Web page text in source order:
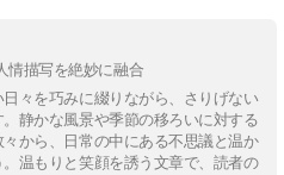
情描写を絶妙に融合
々を巧みに綴りながら、さりげない
静かな風景や季節の移ろいに対する
から、日常の中にある不思議と温か
温もりと笑顔を誘う文章で、読者の